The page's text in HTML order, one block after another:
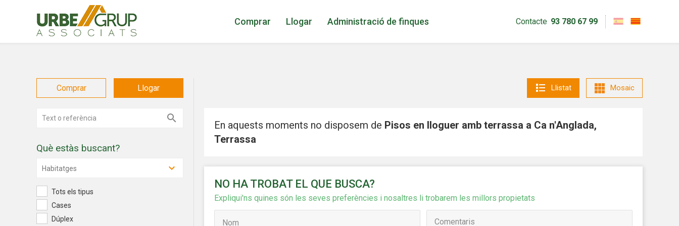
Comprar Llogar Administració de finques Contacte 93 780 67 99
Comprar Llogar
Què estàs buscant?
Habitatges
Tots els tipus
Cases
Dúplex
Llistat Mosaic
En aquests moments no disposem de Pisos en lloguer amb terrassa a Ca n'Anglada,
Terrassa
NO HA TROBAT EL QUE BUSCA?
Expliqui'ns quines són les seves preferències i nosaltres li trobarem les millors propietats
Modificar cookies
Tècniques i funcionals
Sempre activades
millorar els nostres serveis. Si continua navegant, suposa l'acceptació de la instal·lació